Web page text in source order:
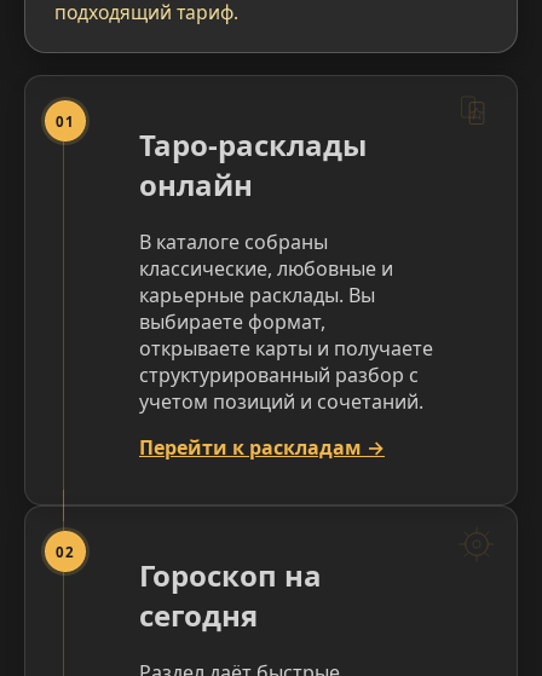
подходящий тариф.
01
Таро-расклады
онлайн
В каталоге собраны
классические, любовные и
карьерные расклады. Вы
выбираете формат,
открываете карты и получаете
структурированный разбор с
учетом позиций и сочетаний.
Перейти к раскладам →
02
Гороскоп на
сегодня